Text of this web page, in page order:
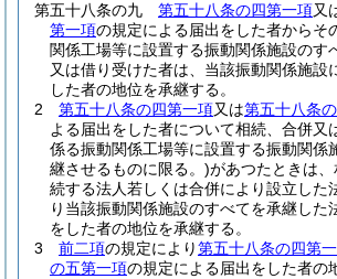
第五十八条の九
第五十八条の四第一項又
第一項の規定による届出をした者からそ
関係工場等に設置する振動関係施設のす
又は借り受けた者は、当該振動関係施設
した者の地位を承継する。
2
第五十八条の四第一項又は第五十八条
よる届出をした者について相続、合併又
係る振動関係工場等に設置する振動関係
継させるものに限る。)があつたときは
続する法人若しくは合併により設立した
り当該振動関係施設のすべてを承継した
をした者の地位を承継する。
3
前二項の規定により第五十八条の四第
の五第一項の規定による届出をした者の